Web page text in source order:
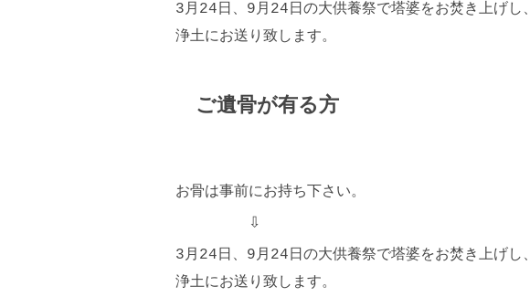
3月24日、9月24日の大供養祭で塔婆をお焚き上げし、
浄土にお送り致します。
ご遺骨が有る方
お骨は事前にお持ち下さい。
⇩
3月24日、9月24日の大供養祭で塔婆をお焚き上げし、
浄土にお送り致します。